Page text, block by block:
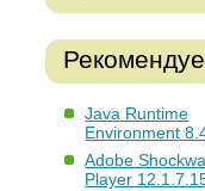
Java Runtime
Environment
Adobe
Player